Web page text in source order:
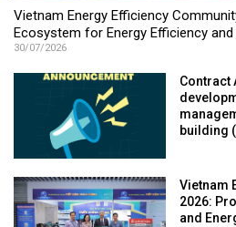
Vietnam Energy Efficiency
Ecosystem for Energy Efficiency
30/07/2026
Contract
building
Vietnam
2026:
and